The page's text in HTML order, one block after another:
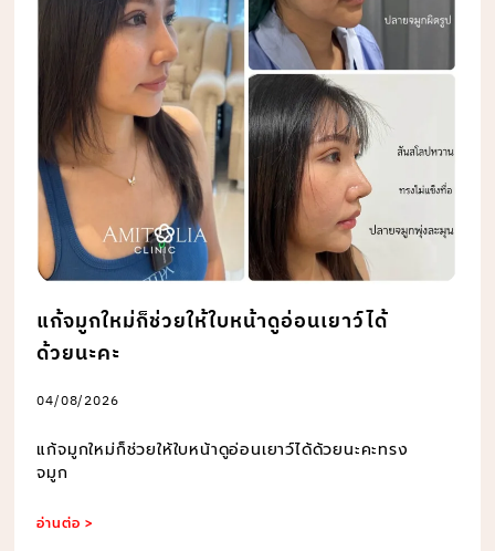
แก้จมูกใหม่ก็ช่วยให้ใบหน้าดูอ่อนเยาว์ได้
ด้วยนะคะ
04/08/2026
แก้จมูกใหม่ก็ช่วยให้ใบหน้าดูอ่อนเยาว์ได้ด้วยนะคะทรง
จมูก
อ่านต่อ >